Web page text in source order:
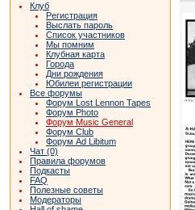
Клуб
Регистрация
Выслать пароль
Список участников
Мы помним
Клубная карта
Города
Дни рождения
Юбилеи регистрации
Все форумы
Форум Lost Lennon Tapes
Форум Photo
Форум Music General
Форум Club
Форум Ad Libitum
Чат (0)
Правила форумов
Подкасты
FAQ
Полезные советы
Модераторы